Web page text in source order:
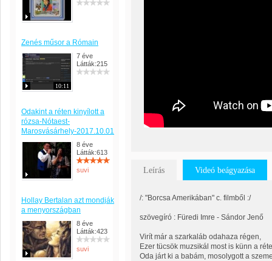
Zenés műsor a Rómain
10:11
7 éve
Látták:215
Odakint a réten kinyílott a
rózsa-Nótaest-
Marosvásárhely-2017.10.01
8 éve
Látták:613
suvi
Hollay Bertalan azt mondják
a menyországban
8 éve
Látták:423
suvi
Leírás Videó beágyazása
/: "Borcsa Amerikában" c. filmből :/
szövegíró : Füredi Imre - Sándor Jenő
Virít már a szarkaláb odahaza régen,
Ezer tücsök muzsikál most is künn a
Oda járt ki a babám, mosolygott a